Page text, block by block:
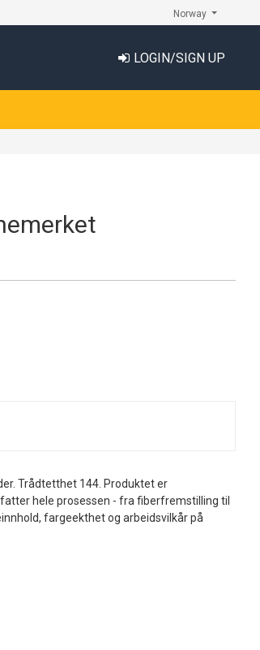
Norway
LOGIN/SIGN UP
Trådtetthet 144. Produktet er
hele prosessen - fra fiberfremstilling til
fargeekthet og arbeidsvilkår på